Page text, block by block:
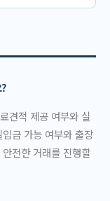
견적 제공 여부와 실
금 가능 여부와 출장
전한 거래를 진행할